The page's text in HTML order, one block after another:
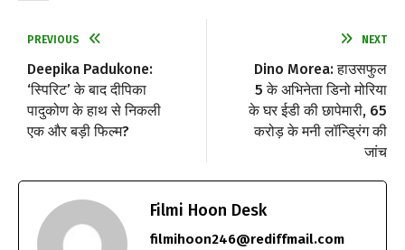
PREVIOUS
Deepika Padukone:
‘स्पिरिट’ के बाद दीपिका
पादुकोण के हाथ से निकली
एक और बड़ी फिल्म?
NEXT
Dino Morea: हाउसफुल
5 के अभिनेता डिनो मोरिया
के घर ईडी की छापेमारी, 65
करोड़ के मनी लॉन्ड्रिंग की
जांच
Filmi Hoon Desk
filmihoon246@rediffmail.com